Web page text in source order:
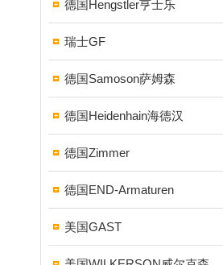
德国Hengstler亨士乐
瑞士GF
德国Samoson萨姆森
德国Heidenhain海德汉
德国Zimmer
德国END-Armaturen
美国GAST